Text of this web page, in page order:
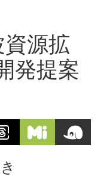
源拡
発提案